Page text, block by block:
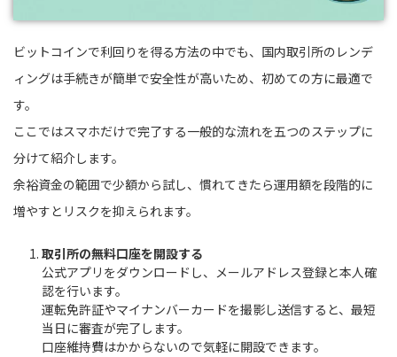
ビットコインで利回りを得る方法の中でも、国内取引所のレンデ
ィングは手続きが簡単で安全性が高いため、初めての方に最適で
す。
ここではスマホだけで完了する一般的な流れを五つのステップに
分けて紹介します。
余裕資金の範囲で少額から試し、慣れてきたら運用額を段階的に
増やすとリスクを抑えられます。
取引所の無料口座を開設する
公式アプリをダウンロードし、メールアドレス登録と本人確
認を行います。
運転免許証やマイナンバーカードを撮影し送信すると、最短
当日に審査が完了します。
口座維持費はかからないので気軽に開設できます。